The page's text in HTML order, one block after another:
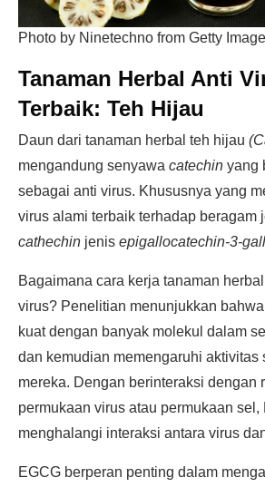
Photo by Ninetechno from Getty
Tanaman Herbal Anti
Terbaik: Teh Hijau
Daun dari tanaman herbal teh hijau
mengandung senyawa catechin yang
sebagai anti virus. Khususnya yang
virus alami terbaik terhadap beragam
cathechin jenis epigallocatechin-3-
Bagaimana cara kerja tanaman
virus? Penelitian menunjukkan
kuat dengan banyak molekul dalam
dan kemudian memengaruhi aktivitas
mereka. Dengan berinteraksi dengan
permukaan virus atau permukaan sel,
menghalangi interaksi antara virus
EGCG berperan penting dalam